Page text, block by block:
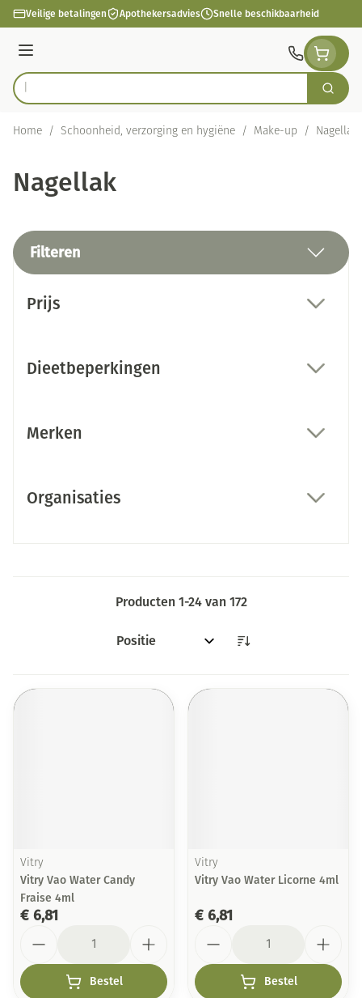
Ga naar de inhoud
Veilige betalingen Apothekersadvies Snelle beschikbaarheid
Menu
Product, merk, categorie... Zoek
Home / Schoonheid, verzorging en hygiëne / Make-up / Nagellak
Nagellak
Filteren
Prijs
Dieetbeperkingen
Merken
Organisaties
Producten 1-24van 172
Sorteer op:
Vitry
Vitry Vao Water Candy
Fraise 4ml
€ 6,81
Bestel
Vitry
Vitry Vao Water Licorne 4ml
€ 6,81
Bestel